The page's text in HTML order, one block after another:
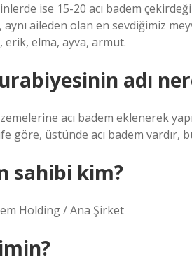
ise 15-20 acı badem
aileden olan en sevdiğimiz
erik, elma, ayva, armut.
adı
acı badem eklenerek
göre, üstünde acı badem vardır,
sahibi kim?
Holding / Ana Şirket